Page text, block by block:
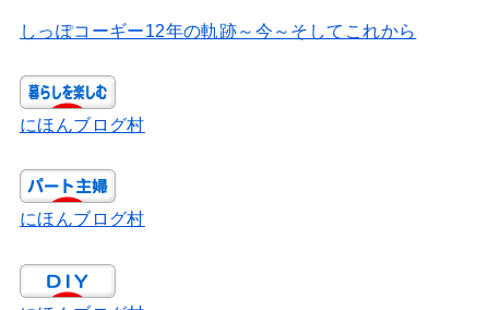
しっぽコーギー12年の軌跡～今～そしてこれから
にほんブログ村
にほんブログ村